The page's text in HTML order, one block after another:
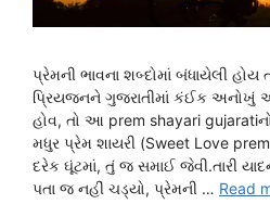
પ્રેમની ભાવના શબ્દોમાં બંધાયેલી હોય
પ્રિયજનને ગુજરાતીમાં કંઈક અનોખું
હોવ, તો આ prem shayari
મધુર પ્રેમ શાયરી (Sweet Love
દરેક ઘૂંટમાં, તું જ સમાઈ જેવી.તારી
પતા જ નહીં ચડ્યો, પ્રેમની … Read